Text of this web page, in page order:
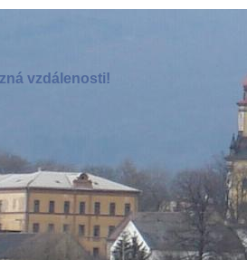
vzdálenosti!